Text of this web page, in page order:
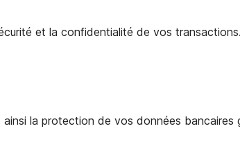
et la confidentialité de vos transactions.
la protection de vos données bancaires